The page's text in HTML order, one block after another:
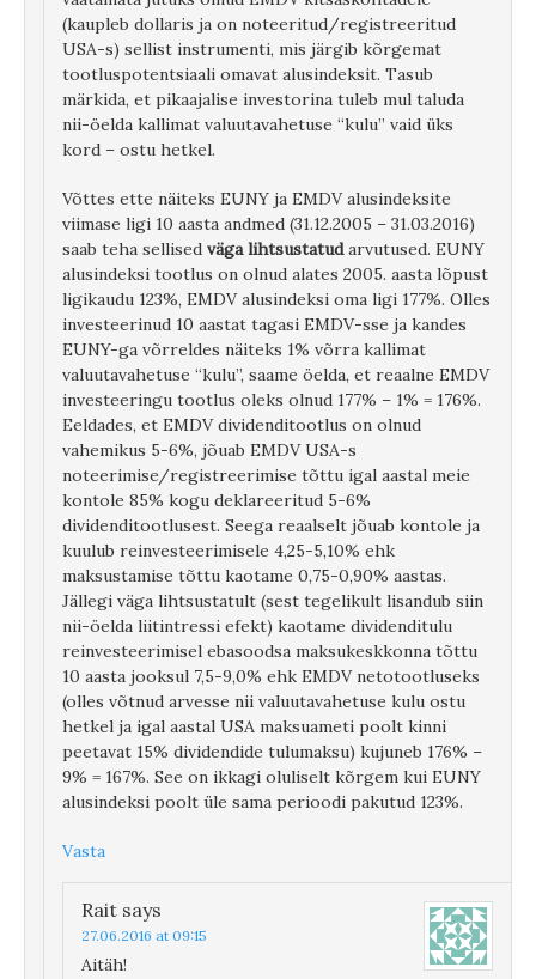
(kaupleb dollaris ja on noteeritud/registreeritud
USA-s) sellist instrumenti, mis järgib kõrgemat
tootluspotentsiaali omavat alusindeksit. Tasub
märkida, et pikaajalise investorina tuleb mul taluda
nii-öelda kallimat valuutavahetuse “kulu” vaid üks
kord – ostu hetkel.
Võttes ette näiteks EUNY ja EMDV alusindeksite
viimase ligi 10 aasta andmed (31.12.2005 – 31.03.2016)
saab teha sellised väga lihtsustatudarvutused. EUNY
alusindeksi tootlus on olnud alates 2005. aasta lõpust
ligikaudu 123%, EMDV alusindeksi oma ligi 177%. Olles
investeerinud 10 aastat tagasi EMDV-sse ja kandes
EUNY-ga võrreldes näiteks 1% võrra kallimat
valuutavahetuse “kulu”, saame öelda, et reaalne EMDV
investeeringu tootlus oleks olnud 177% – 1% = 176%.
Eeldades, et EMDV dividenditootlus on olnud
vahemikus 5-6%, jõuab EMDV USA-s
noteerimise/registreerimise tõttu igal aastal meie
kontole 85% kogu deklareeritud 5-6%
dividenditootlusest. Seega reaalselt jõuab kontole ja
kuulub reinvesteerimisele 4,25-5,10% ehk
maksustamise tõttu kaotame 0,75-0,90% aastas.
Jällegi väga lihtsustatult (sest tegelikult lisandub siin
nii-öelda liitintressi efekt) kaotame dividenditulu
reinvesteerimisel ebasoodsa maksukeskkonna tõttu
10 aasta jooksul 7,5-9,0% ehk EMDV netotootluseks
(olles võtnud arvesse nii valuutavahetuse kulu ostu
hetkel ja igal aastal USA maksuameti poolt kinni
peetavat 15% dividendide tulumaksu) kujuneb 176% –
9% = 167%. See on ikkagi oluliselt kõrgem kui EUNY
alusindeksi poolt üle sama perioodi pakutud 123%.
Vasta
Rait says
27.06.2016 at 09:15
Aitäh!